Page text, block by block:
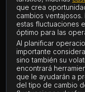
que crea
cambios
estas fluctuaciones
óptimo para las
Al planificar
importante
sino también su
encontrará
que le ayudarán a
del tipo de cambio